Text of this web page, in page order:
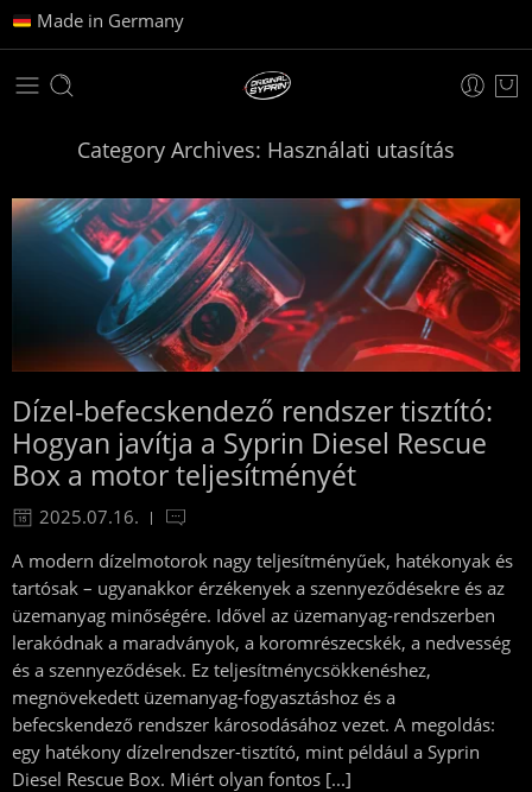
Made in Germany
Category Archives: Használati utasítás
Dízel-befecskendező rendszer tisztító:
Hogyan javítja a Syprin Diesel Rescue
Box a motor teljesítményét
2025.07.16.
A modern dízelmotorok nagy teljesítményűek, hatékonyak és
tartósak – ugyanakkor érzékenyek a szennyeződésekre és az
üzemanyag minőségére. Idővel az üzemanyag-rendszerben
lerakódnak a maradványok, a koromrészecskék, a nedvesség
és a szennyeződések. Ez teljesítménycsökkenéshez,
megnövekedett üzemanyag-fogyasztáshoz és a
befecskendező rendszer károsodásához vezet. A megoldás:
egy hatékony dízelrendszer-tisztító, mint például a Syprin
Diesel Rescue Box. Miért olyan fontos [...]